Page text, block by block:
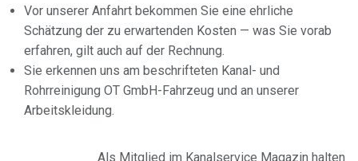
Vor unserer Anfahrt bekommen Sie eine ehrliche
Schätzung der zu erwartenden Kosten — was Sie vorab
erfahren, gilt auch auf der Rechnung.
Sie erkennen uns am beschrifteten Kanal- und
Rohrreinigung OT GmbH-Fahrzeug und an unserer
Arbeitskleidung.
Als Mitglied im Kanalservice Magazin halten